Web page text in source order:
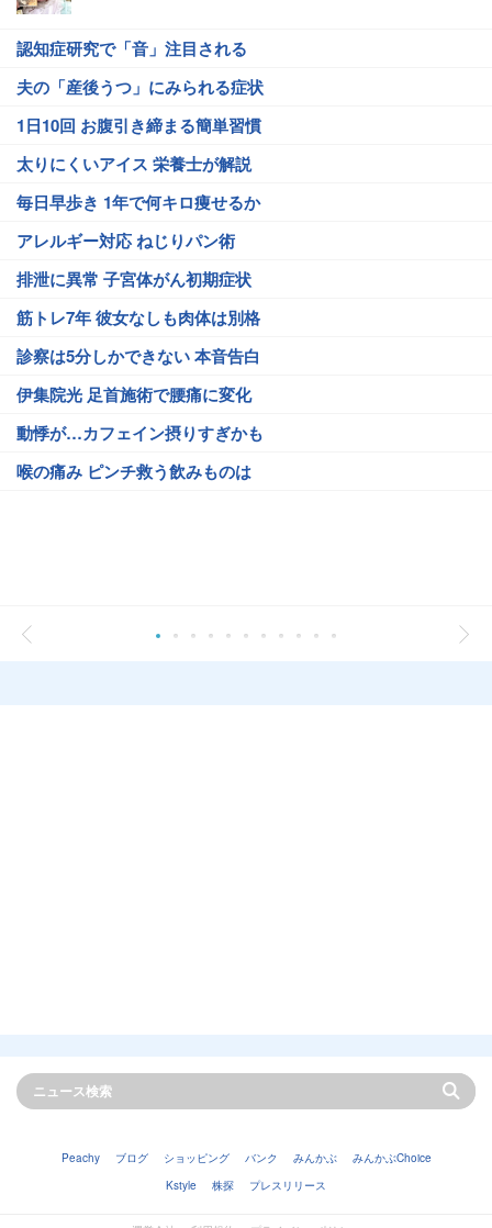
認知症研究で「音」注目される
夫の「産後うつ」にみられる症状
1日10回 お腹引き締まる簡単習慣
太りにくいアイス 栄養士が解説
毎日早歩き 1年で何キロ痩せるか
アレルギー対応 ねじりパン術
排泄に異常 子宮体がん初期症状
筋トレ7年 彼女なしも肉体は別格
診察は5分しかできない 本音告白
伊集院光 足首施術で腰痛に変化
動悸が…カフェイン摂りすぎかも
喉の痛み ピンチ救う飲みものは
Peachy ブログ ショッピング バンク みんかぶ
みんかぶChoice
Kstyle
株探 プレスリリース